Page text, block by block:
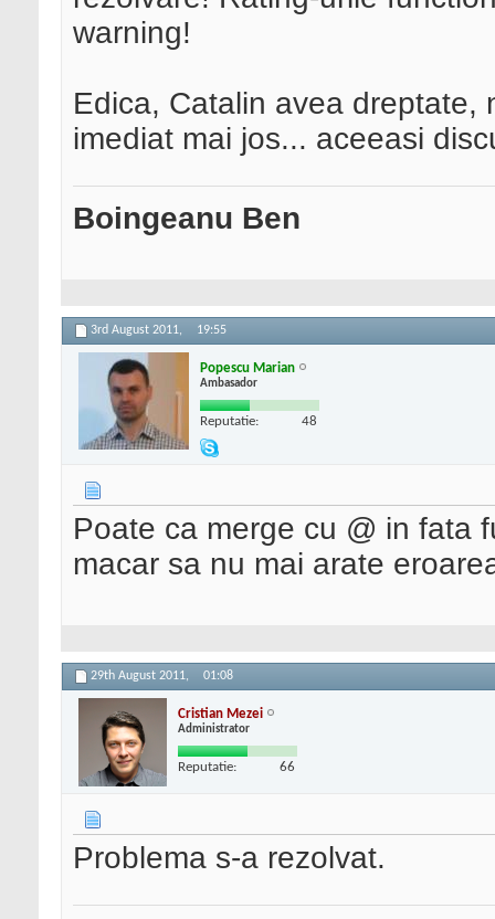
warning!
Edica, Catalin avea dreptate,
imediat mai jos... aceeasi
Boingeanu Ben
3rd August 2011, 19:55
Popescu Marian
Ambasador
Reputatie: 48
Poate ca merge cu @ in fata
macar sa nu mai arate
29th August 2011, 01:08
Cristian Mezei
Administrator
Reputatie: 66
Problema s-a rezolvat.